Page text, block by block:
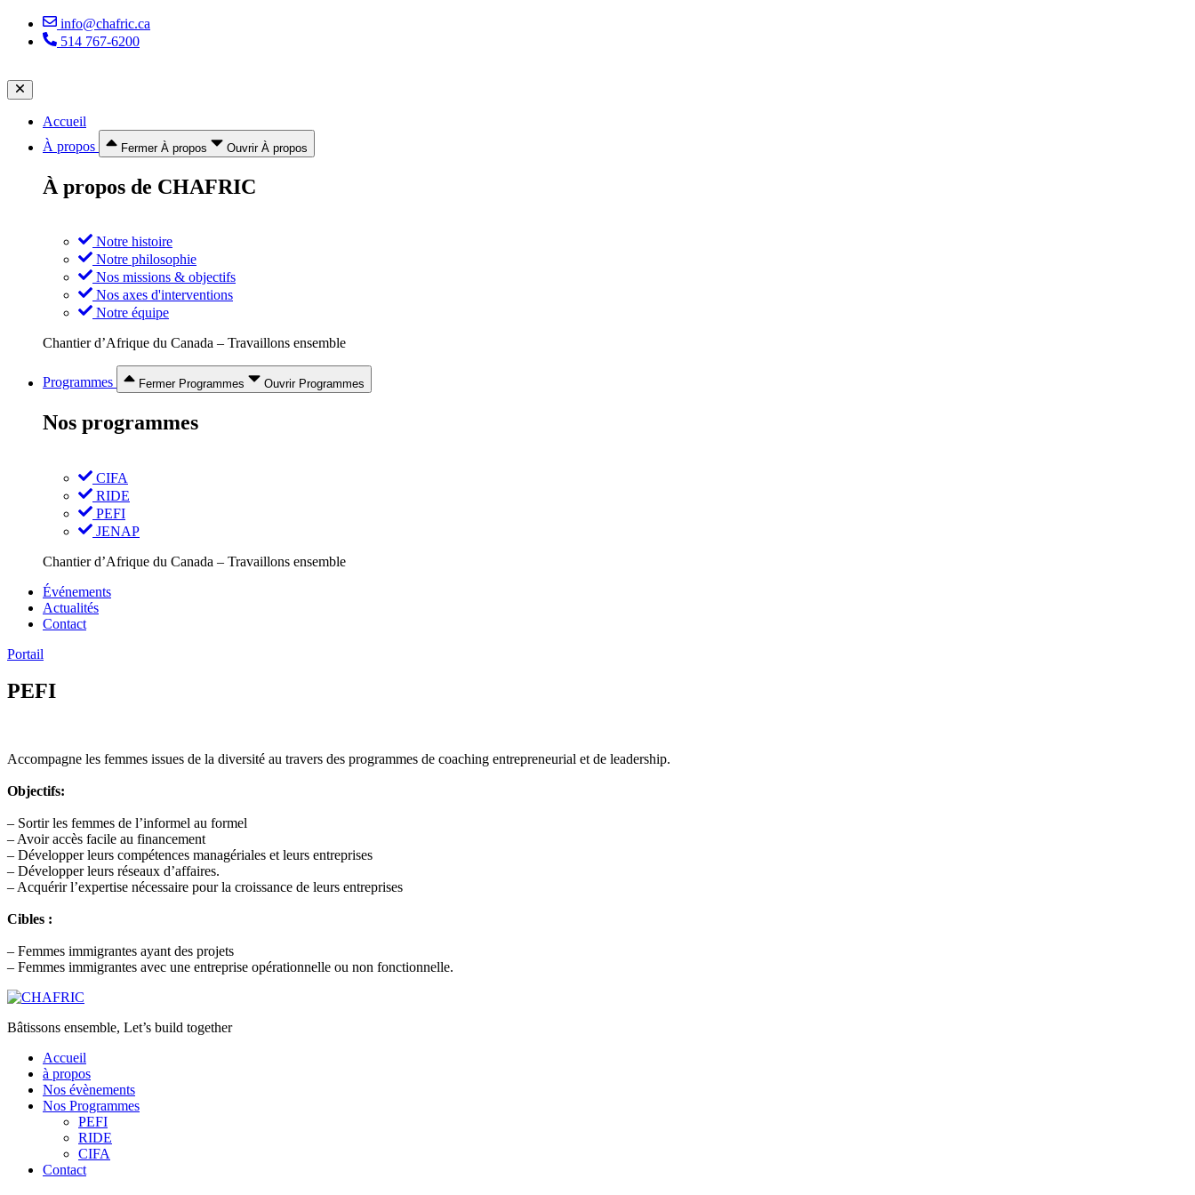
Aller
info@chafric.ca
514 767-6200
Accueil
À propos
Fermer À propos Ouvrir À propos
À propos de CHAFRIC
Notre histoire
Notre philosophie
Nos missions & objectifs
Nos axes d'interventions
Notre équipe
Chantier d’Afrique du Canada – Travaillons ensemble
Programmes Fermer Programmes Ouvrir Programmes
Nos programmes
CIFA
RIDE
PEFI
JENAP
Chantier d’Afrique du Canada – Travaillons ensemble
Événements
Actualités
Contact
Portail
PEFI
Accompagne les femmes issues de la diversité au travers des programmes de coaching entrepreneurial et de leadership.
Objectifs:
– Sortir les femmes de l’informel au formel
– Avoir accès facile au financement
– Développer leurs compétences managériales et leurs entreprises
– Développer leurs réseaux d’affaires.
– Acquérir l’expertise nécessaire pour la croissance de leurs entreprises
Cibles :
– Femmes immigrantes ayant des projets
– Femmes immigrantes avec une entreprise opérationnelle ou non fonctionnelle.
Bâtissons ensemble, Let’s build together
Accueil
à propos
Nos évènements
Nos Programmes
PEFI
RIDE
CIFA
Contact